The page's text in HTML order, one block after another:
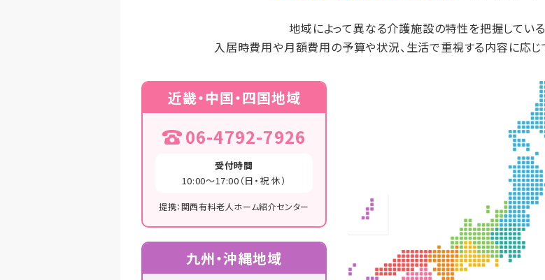
地域によって異なる介護施設の特性を把握してい
入居時費用や月額費用の予算や状況、生活で重視する内容に応じ
近畿・中国・四国地域
06-4792-7926
受付時間
10:00～17:00（日・祝 休）
提携：関西有料老人ホーム紹介センター
九州・沖縄地域